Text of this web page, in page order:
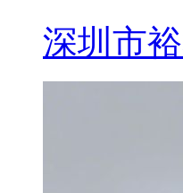
深圳市